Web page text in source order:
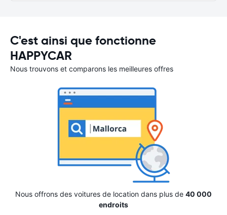
C'est ainsi que fonctionne
HAPPYCAR
Nous trouvons et comparons les meilleures offres
Nous offrons des voitures de location dans plus de 40 000
endroits